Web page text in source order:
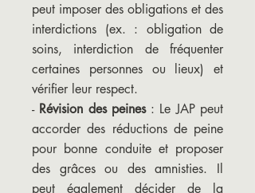
peut imposer des obligations et des
interdictions (ex. : obligation de
soins, interdiction de fréquenter
certaines personnes ou lieux) et
vérifier leur respect.
- Révision des peines: Le JAP peut
accorder des réductions de peine
pour bonne conduite et proposer
des grâces ou des amnisties. Il
peut également décider de la